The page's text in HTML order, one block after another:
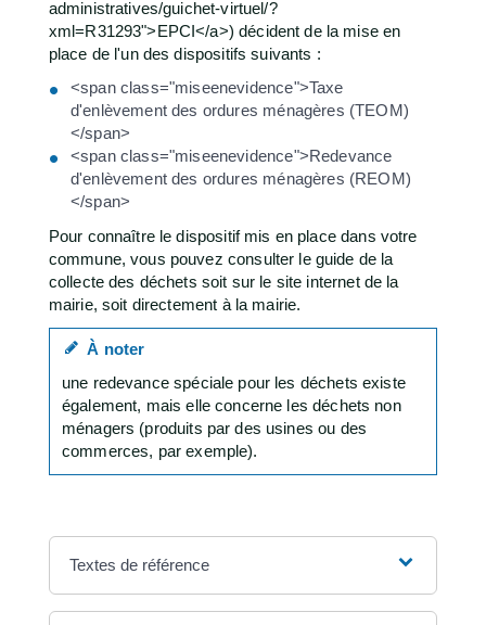
administratives/guichet-virtuel/?
xml=R31293">EPCI</a>) décident de la mise en
place de l'un des dispositifs suivants :
<span class="miseenevidence">Taxe
d'enlèvement des ordures ménagères (TEOM)
</span>
<span class="miseenevidence">Redevance
d'enlèvement des ordures ménagères (REOM)
</span>
Pour connaître le dispositif mis en place dans votre
commune, vous pouvez consulter le guide de la
collecte des déchets soit sur le site internet de la
mairie, soit directement à la mairie.
À noter
une redevance spéciale pour les déchets existe
également, mais elle concerne les déchets non
ménagers (produits par des usines ou des
commerces, par exemple).
Textes de référence